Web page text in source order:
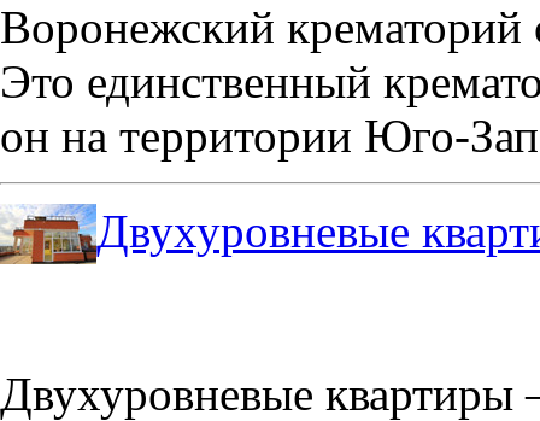
Воронежский крематорий
Это единственный
он на территории Юго-
Двухуровневые
Двухуровневые квартиры